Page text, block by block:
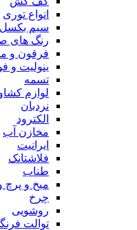
انواع توری
سیم بکسل
رنگ های
فرقون و
ینولیت و
تسمه
لوازم
نردبان
الکترود
مخازن آب
ایرانیت
فلاشتانک
طناب
میخ و پرچ
چرخ
روشویی
توالت